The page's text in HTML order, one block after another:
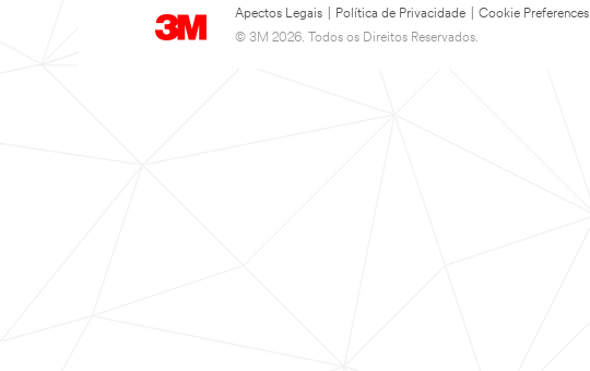
Apectos Legais Política de Privacidade Cookie Preferences
© 3M 2026. Todos os Direitos Reservados.